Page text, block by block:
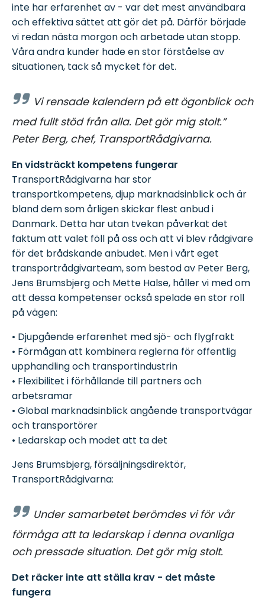
inte har erfarenhet av - var det mest användbara
och effektiva sättet att gör det på. Därför började
vi redan nästa morgon och arbetade utan stopp.
Våra andra kunder hade en stor förståelse av
situationen, tack så mycket för det.
Vi rensade kalendern på ett ögonblick och
med fullt stöd från alla. Det gör mig stolt.”
Peter Berg, chef, TransportRådgivarna.
En vidsträckt kompetens fungerar
TransportRådgivarna har stor
transportkompetens, djup marknadsinblick och är
bland dem som årligen skickar flest anbud i
Danmark. Detta har utan tvekan påverkat det
faktum att valet föll på oss och att vi blev rådgivare
för det brådskande anbudet. Men i vårt eget
transportrådgivarteam, som bestod av Peter Berg,
Jens Brumsbjerg och Mette Halse, håller vi med om
att dessa kompetenser också spelade en stor roll
på vägen:
• Djupgående erfarenhet med sjö- och flygfrakt
• Förmågan att kombinera reglerna för offentlig
upphandling och transportindustrin
• Flexibilitet i förhållande till partners och
arbetsramar
• Global marknadsinblick angående transportvägar
och transportörer
• Ledarskap och modet att ta det
Jens Brumsbjerg, försäljningsdirektör,
TransportRådgivarna:
Under samarbetet berömdes vi för vår
förmåga att ta ledarskap i denna ovanliga
och pressade situation. Det gör mig stolt.
Det räcker inte att ställa krav - det måste
fungera